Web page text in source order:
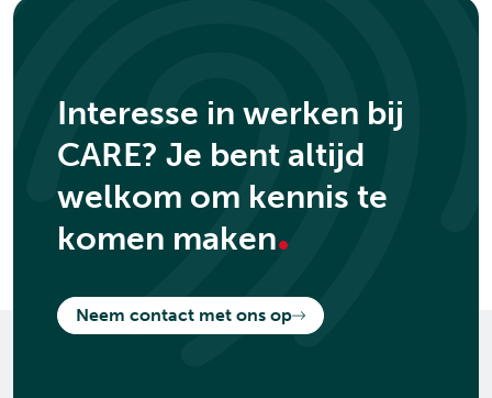
Interesse in werken bij
CARE? Je bent altijd
welkom om kennis te
komen maken.
Neem contact met ons op